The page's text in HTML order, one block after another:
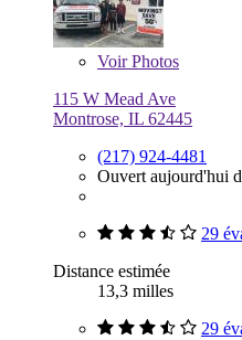
VoirPhotos
115 W Mead Ave
Montrose, IL 62445
(217) 924-4481
Ouvert aujourd'hui
29
Distance estimée
13,3 milles
29